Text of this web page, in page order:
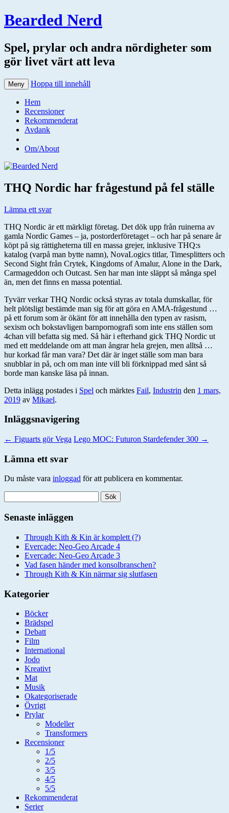
Bearded Nerd
Spel, prylar och andra nördigheter som
gör livet värt att leva
Meny Hoppa till innehåll
Hem
Recensioner
Rekommenderat
Avdank
Om/About
THQ Nordic har frågestund på fel ställe
Lämna ett svar
THQ Nordic är ett märkligt företag. Det dök upp från ruinerna av
gamla Nordic Games – ja, postorderföretaget – och har på senare år
köpt på sig rättigheterna till en massa grejer, inklusive THQ:s
katalog (varpå man bytte namn), NovaLogics titlar, Timesplitters och
Second Sight från Crytek, Kingdoms of Amalur, Alone in the Dark,
Carmageddon och Outcast. Sen har man inte släppt så många spel
än, men det finns en massa potential.
Tyvärr verkar THQ Nordic också styras av totala dumskallar, för
helt plötsligt bestämde man sig för att göra en AMA-frågestund …
på ett forum som är ökänt för att innehålla den typen av rasism,
sexism och bokstavligen barnpornografi som inte ens ställen som
4chan vill befatta sig med. Så här i efterhand gick THQ Nordic ut
med ett meddelande om att man ångrar hela grejen, men alltså …
hur korkad får man vara? Det där är inget ställe som man bara
snubblar in på, och om man inte vill bli förknippad med sånt så
borde man kanske läsa på innan.
Detta inlägg postades i Spel och märktes Fail, Industrin den 1 mars,
2019 av Mikael.
Inläggsnavigering
← Figuarts gör Vega Lego MOC: Futuron Stardefender 300 →
Lämna ett svar
Du måste vara inloggad för att publicera en kommentar.
efter:
Senaste inläggen
Through Kith & Kin är komplett (?)
Evercade: Neo-Geo Arcade 4
Evercade: Neo-Geo Arcade 3
Vad fasen händer med konsolbranschen?
Through Kith & Kin närmar sig slutfasen
Kategorier
Böcker
Brädspel
Debatt
Film
International
Jodo
Kreativt
Mat
Musik
Okategoriserade
Övrigt
Prylar
Modeller
Transformers
Recensioner
1/5
2/5
3/5
4/5
5/5
Rekommenderat
Serier